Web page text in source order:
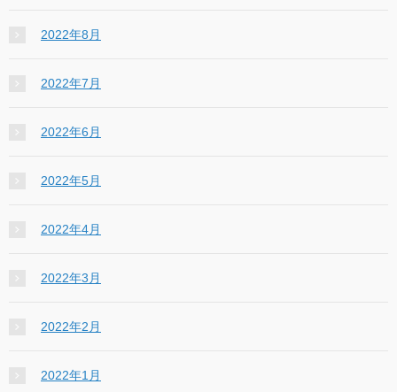
2022年8月
2022年7月
2022年6月
2022年5月
2022年4月
2022年3月
2022年2月
2022年1月